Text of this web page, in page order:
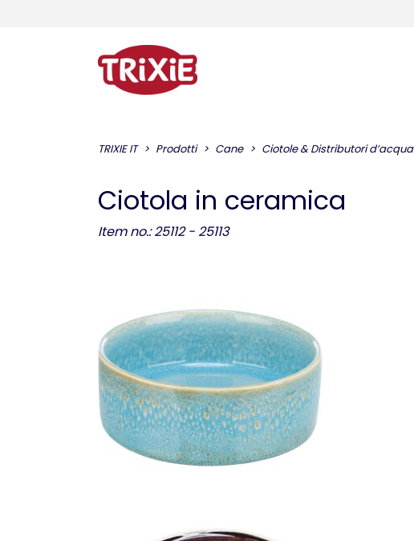
TRIXIE IT Prodotti Cane Ciotole & Distributori d’acqua
Ciotola in ceramica
Item no.: 25112 - 25113